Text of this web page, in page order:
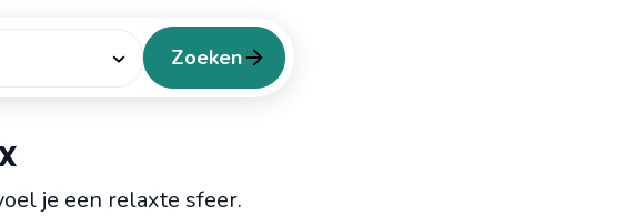
Zoeken
je een relaxte sfeer.